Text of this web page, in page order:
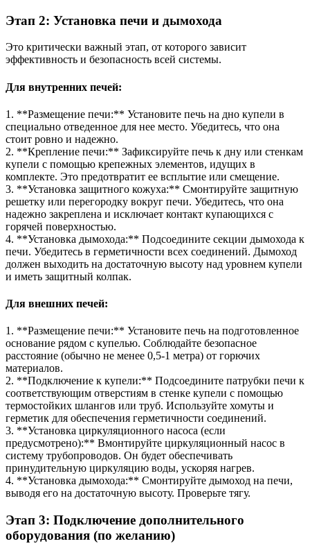
Этап 2: Установка печи и дымохода
Это критически важный этап, от которого зависит
эффективность и безопасность всей системы.
Для внутренних печей:
1. **Размещение печи:** Установите печь на дно купели в
специально отведенное для нее место. Убедитесь, что она
стоит ровно и надежно.
2. **Крепление печи:** Зафиксируйте печь к дну или стенкам
купели с помощью крепежных элементов, идущих в
комплекте. Это предотвратит ее всплытие или смещение.
3. **Установка защитного кожуха:** Смонтируйте защитную
решетку или перегородку вокруг печи. Убедитесь, что она
надежно закреплена и исключает контакт купающихся с
горячей поверхностью.
4. **Установка дымохода:** Подсоедините секции дымохода к
печи. Убедитесь в герметичности всех соединений. Дымоход
должен выходить на достаточную высоту над уровнем купели
и иметь защитный колпак.
Для внешних печей:
1. **Размещение печи:** Установите печь на подготовленное
основание рядом с купелью. Соблюдайте безопасное
расстояние (обычно не менее 0,5-1 метра) от горючих
материалов.
2. **Подключение к купели:** Подсоедините патрубки печи к
соответствующим отверстиям в стенке купели с помощью
термостойких шлангов или труб. Используйте хомуты и
герметик для обеспечения герметичности соединений.
3. **Установка циркуляционного насоса (если
предусмотрено):** Вмонтируйте циркуляционный насос в
систему трубопроводов. Он будет обеспечивать
принудительную циркуляцию воды, ускоряя нагрев.
4. **Установка дымохода:** Смонтируйте дымоход на печи,
выводя его на достаточную высоту. Проверьте тягу.
Этап 3: Подключение дополнительного
оборудования (по желанию)